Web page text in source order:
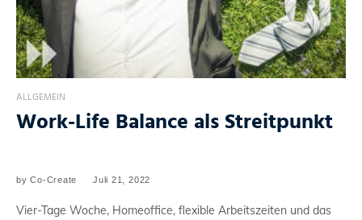
ALLGEMEIN
Work-Life Balance als Streitpunkt
byCo-Create Juli 21, 2022
Vier-Tage Woche, Homeoffice, flexible Arbeitszeiten und das